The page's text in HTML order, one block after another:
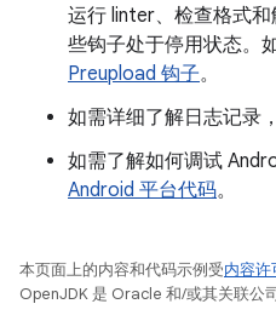
运行 linter、检查格式
些钩子处于停用状态。
Preupload 钩子。
如需详细了解日志记录
如需了解如何调试
Android 平台代码。
本页面上的内容和代码示例受内容许
OpenJDK 是 Oracle 和/或其关联公